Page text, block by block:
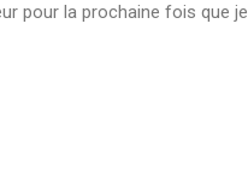
pour la prochaine fois que je